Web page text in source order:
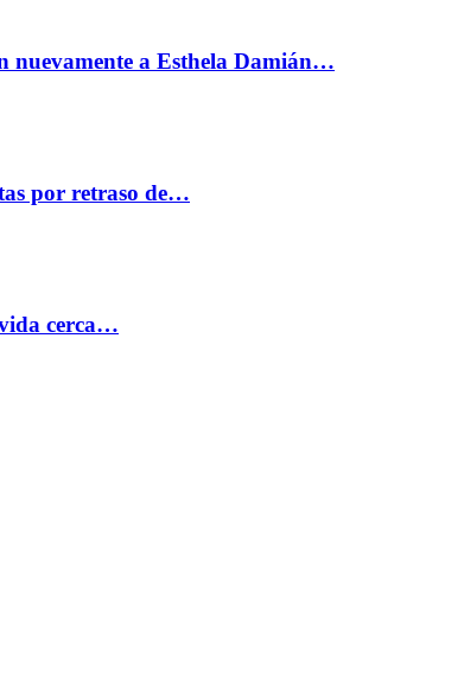
nuevamente a Esthela Damián…
por retraso de…
cerca…